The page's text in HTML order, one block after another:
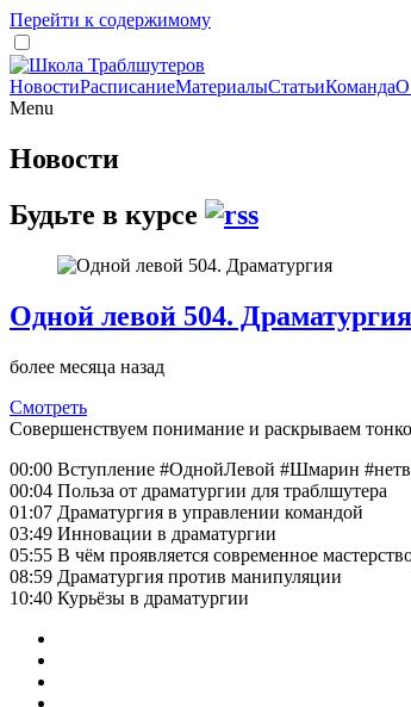
Перейти к содержимому
НовостиРасписаниеМатериалыСтатьиКомандаО
Menu
Новости
Будьте в курсе
Одной левой 504. Драматургия
более месяца назад
Смотреть
Совершенствуем понимание и раскрываем
00:00 Вступление #ОднойЛевой #Шмарин
00:04 Польза от драматургии для траблшутера
01:07 Драматургия в управлении командой
03:49 Инновации в драматургии
05:55 В чём проявляется современное
08:59 Драматургия против манипуляции
10:40 Курьёзы в драматургии